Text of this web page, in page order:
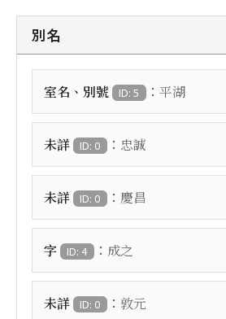
別名
室名、別號 ID: 5 ： 平湖
未詳 ID: 0 ： 忠誠
未詳 ID: 0 ： 慶昌
字 ID: 4 ： 成之
未詳 ID: 0 ： 敦元